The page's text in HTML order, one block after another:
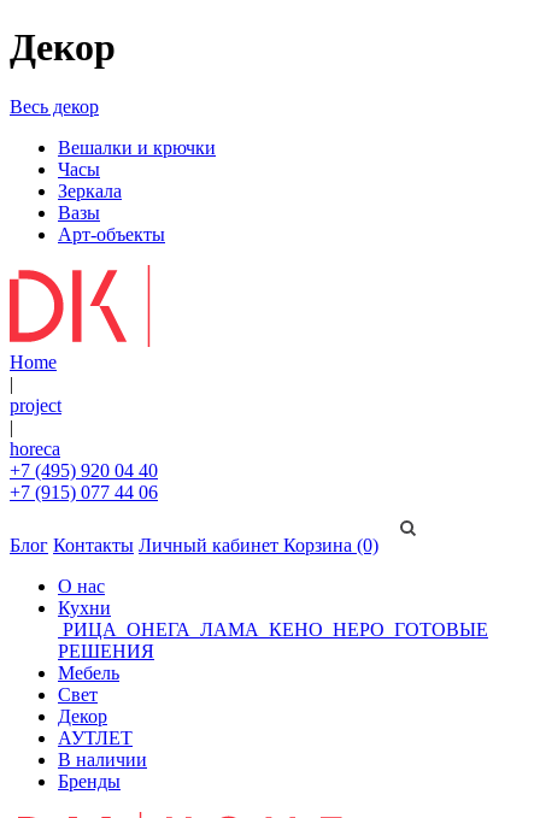
Декор
Весь декор
Вешалки и крючки
Часы
Зеркала
Вазы
Арт-объекты
Home
|
project
|
horeca
+7 (495) 920 04 40
+7 (915) 077 44 06
Блог Контакты Личный кабинет Корзина (0)
О нас
Кухни
РИЦА ОНЕГА ЛАМА КЕНО НЕРО ГОТОВЫЕ
РЕШЕНИЯ
Мебель
Свет
Декор
АУТЛЕТ
В наличии
Бренды